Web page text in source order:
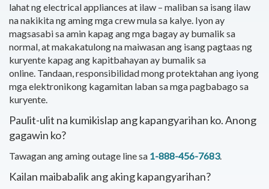
lahat ng electrical appliances at ilaw – maliban sa isang ilaw
na nakikita ng aming mga crew mula sa kalye. Iyon ay
magsasabi sa amin kapag ang mga bagay ay bumalik sa
normal, at makakatulong na maiwasan ang isang pagtaas ng
kuryente kapag ang kapitbahayan ay bumalik sa
online. Tandaan, responsibilidad mong protektahan ang iyong
mga elektronikong kagamitan laban sa mga pagbabago sa
kuryente.
Paulit-ulit na kumikislap ang kapangyarihan ko. Anong
gagawin ko?
Tawagan ang aming outage line sa 1-888-456-7683.
Kailan maibabalik ang aking kapangyarihan?